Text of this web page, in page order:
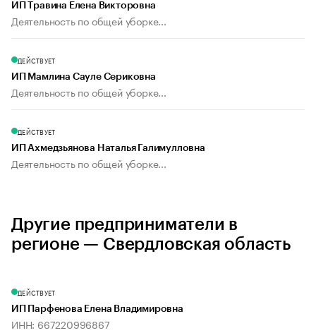
ИП Травина Елена Викторовна
Деятельность по общей уборке...
ДЕЙСТВУЕТ
ИП Мамлина Сауле Сериковна
Деятельность по общей уборке...
ДЕЙСТВУЕТ
ИП Ахмедзьянова Наталья Галимулловна
Деятельность по общей уборке...
Другие предприниматели в
регионе — Свердловская область
ДЕЙСТВУЕТ
ИП Парфенова Елена Владимировна
ИНН: 667220996867